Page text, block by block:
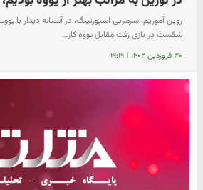
روبن آموریم، سرمربی اسپورتینگ، در آستانه دیدار با
شکست در بازی رفت مقابل یووه کار…
۳۰ فروردین ۱۴۰۲ | ۱۹:۱۹